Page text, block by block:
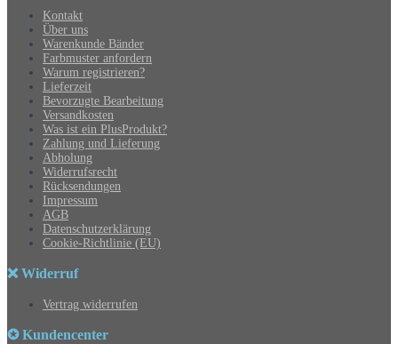
Kontakt
Über uns
Warenkunde Bänder
Farbmuster anfordern
Warum registrieren?
Lieferzeit
Bevorzugte Bearbeitung
Versandkosten
Was ist ein PlusProdukt?
Zahlung und Lieferung
Abholung
Widerrufsrecht
Rücksendungen
Impressum
AGB
Datenschutzerklärung
Cookie-Richtlinie (EU)
❌ Widerruf
Vertrag widerrufen
✪ Kundencenter